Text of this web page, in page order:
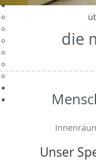
die
Unser